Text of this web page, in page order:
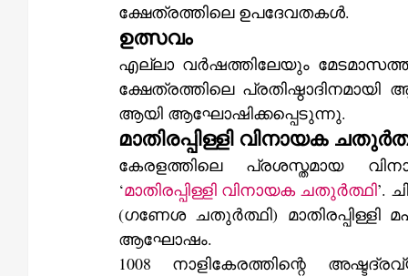
ക്ഷേത്രത്തിലെ ഉപദേവതകൾ.
ഉത്സവം
എല്ലാ വർഷത്തിലേയും
ക്ഷേത്രത്തിലെ
ആയി ആഘോഷിക്കപ്പെടുന്നു.
മാതിരപ്പിള്ളി വിനായക
കേരളത്തിലെ പ്രശസ്തമായ
‘മാതിരപ്പിള്ളി വിനായക ചതുർത്ഥി’.
(ഗണേശ ചതുർത്ഥി)
ആഘോഷം.
1008 നാളികേരത്തിന്റെ